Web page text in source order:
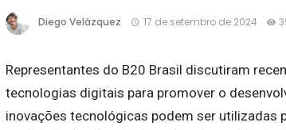
Diego Velázquez 17 de setembro de 2024
Representantes do B20 Brasil discutiram
tecnologias digitais para promover o
inovações tecnológicas podem ser utilizadas